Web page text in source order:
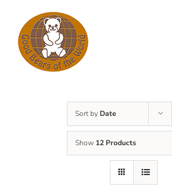
content
Sort by Date
Show 12 Products